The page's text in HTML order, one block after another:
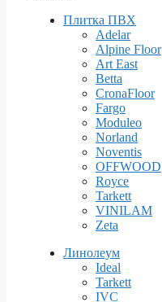
Плитка ПВХ
Adelar
Alpine Floor
Art East
Betta
CronaFloor
Fargo
Moduleo
Norland
Noventis
OFFWOOD
Royce
Tarkett
VINILAM
Zeta
Линолеум
Ideal
Tarkett
IVC